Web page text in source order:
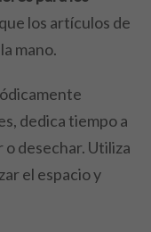
los artículos de
mano.
dedica tiempo a
desechar. Utiliza
el espacio y